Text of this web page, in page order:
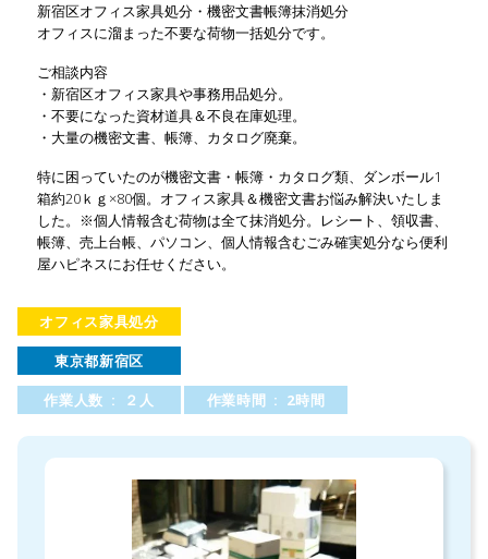
新宿区オフィス家具処分・機密文書帳簿抹消処分
オフィスに溜まった不要な荷物一括処分です。
ご相談内容
・新宿区オフィス家具や事務用品処分。
・不要になった資材道具＆不良在庫処理。
・大量の機密文書、帳簿、カタログ廃棄。
特に困っていたのが機密文書・帳簿・カタログ類、ダンボール1
箱約20ｋｇ×80個。オフィス家具＆機密文書お悩み解決いたしま
した。※個人情報含む荷物は全て抹消処分。レシート、領収書、
帳簿、売上台帳、パソコン、個人情報含むごみ確実処分なら便利
屋ハピネスにお任せください。
オフィス家具処分
東京都新宿区
作業人数 : ２人
作業時間 : 2時間